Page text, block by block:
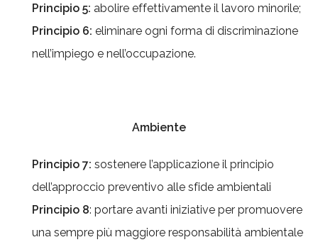
Principio 5: abolire effettivamente il lavoro minorile;
Principio 6: eliminare ogni forma di discriminazione
nell’impiego e nell’occupazione.
Ambiente
Principio 7: sostenere l’applicazione il principio
dell’approccio preventivo alle sfide ambientali
Principio 8: portare avanti iniziative per promuovere
una sempre più maggiore responsabilità ambientale